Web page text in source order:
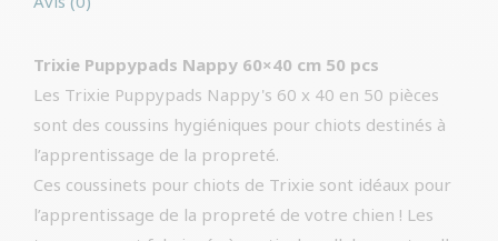
Trixie Puppypads Nappy 60×40 cm 50 pcs
Les Trixie Puppypads Nappy's 60 x 40 en 50 pièces
sont des coussins hygiéniques pour chiots destinés à
l’apprentissage de la propreté.
Ces coussinets pour chiots de Trixie sont idéaux pour
l’apprentissage de la propreté de votre chien ! Les